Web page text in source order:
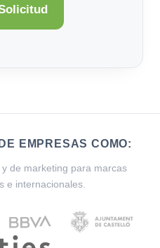
EMPRESAS COMO:
de marketing para marcas
e internacionales.